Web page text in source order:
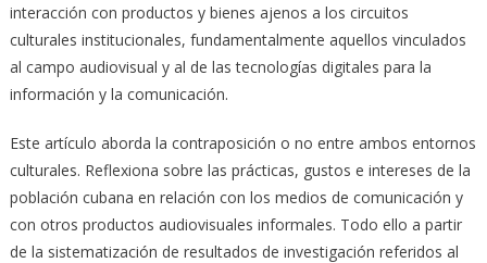
interacción con productos y bienes ajenos a los circuitos
culturales institucionales, fundamentalmente aquellos vinculados
al campo audiovisual y al de las tecnologías digitales para la
información y la comunicación.
Este artículo aborda la contraposición o no entre ambos entornos
culturales. Reflexiona sobre las prácticas, gustos e intereses de la
población cubana en relación con los medios de comunicación y
con otros productos audiovisuales informales. Todo ello a partir
de la sistematización de resultados de investigación referidos al